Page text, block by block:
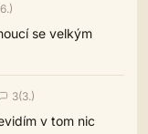
se velkým
3(3.)
v tom nic